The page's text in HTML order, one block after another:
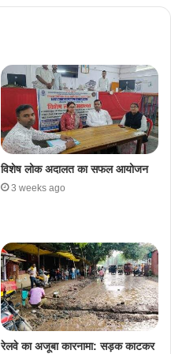
विशेष लोक अदालत का सफल आयोजन
3 weeks ago
रेलवे का अजूबा कारनामा: सड़क काटकर